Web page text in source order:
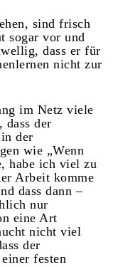
sind frisch
sogar vor und
dass er für
nicht zur
im Netz viele
dass der
der
wie „Wenn
habe ich viel zu
Arbeit komme
dass dann –
nur
eine Art
nicht viel
der
festen